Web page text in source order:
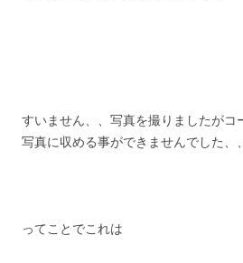
すいません、、写真を撮りましたがコ
写真に収める事ができませんでした、
ってことでこれは